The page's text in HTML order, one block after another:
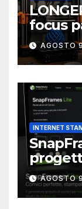
focus
3D alla
AGOSTO
INTERNET
nel
AGOSTO